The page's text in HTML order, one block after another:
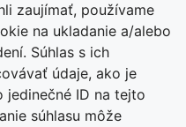
zaujímať, používame
na ukladanie a/alebo
Súhlas s ich
údaje, ako je
jedinečné ID na tejto
súhlasu môže